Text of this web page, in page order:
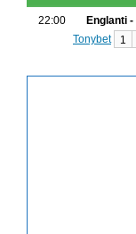
22:00 Englanti -
Tonybet
1